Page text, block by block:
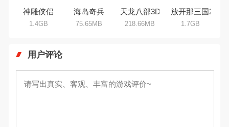
神雕侠侣
1.4GB
海岛奇兵
75.65MB
天龙八部3D
218.66MB
放开那三国2
1.7GB
用户评论